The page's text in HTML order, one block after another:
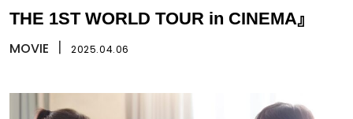
THE 1ST WORLD TOUR in CINEMA』
MOVIE 2025.04.06